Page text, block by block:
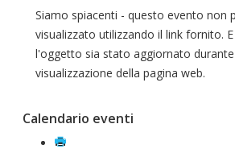
Siamo spiacenti - questo evento non
visualizzato utilizzando il link fornito.
l'oggetto sia stato aggiornato
visualizzazione della pagina web.
Calendario eventi